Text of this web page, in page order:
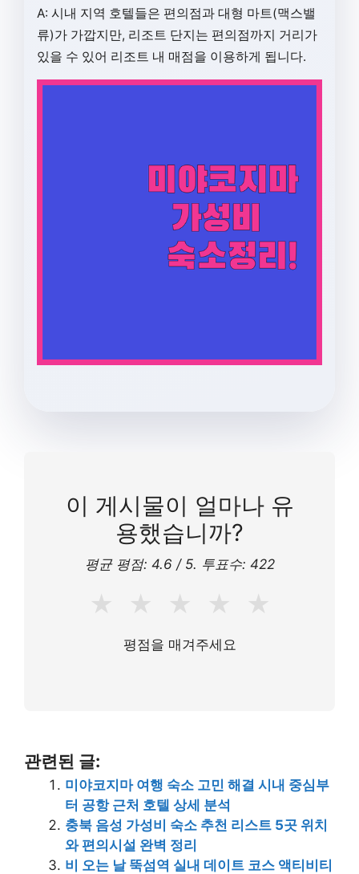
A: 시내 지역 호텔들은 편의점과 대형 마트(맥스밸
류)가 가깝지만, 리조트 단지는 편의점까지 거리가
있을 수 있어 리조트 내 매점을 이용하게 됩니다.
이 게시물이 얼마나 유
용했습니까?
평균 평점: 4.6 / 5. 투표수: 422
★ ★ ★ ★ ★
평점을 매겨주세요
관련된 글:
미야코지마 여행 숙소 고민 해결 시내 중심부
터 공항 근처 호텔 상세 분석
충북 음성 가성비 숙소 추천 리스트 5곳 위치
와 편의시설 완벽 정리
비 오는 날 뚝섬역 실내 데이트 코스 액티비티